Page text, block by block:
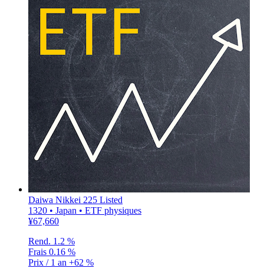
Daiwa Nikkei 225 Listed
1320 • Japan • ETF physiques
¥67,660
Rend. 1.2 %
Frais 0.16 %
Prix / 1 an +62 %